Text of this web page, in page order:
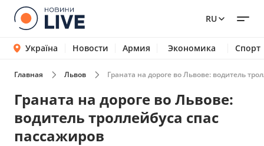
RU
Україна Новости Армия Экономика Спорт
Главная Львов Граната на дороге во Львове: водитель
Граната на дороге во Львове:
водитель троллейбуса спас
пассажиров